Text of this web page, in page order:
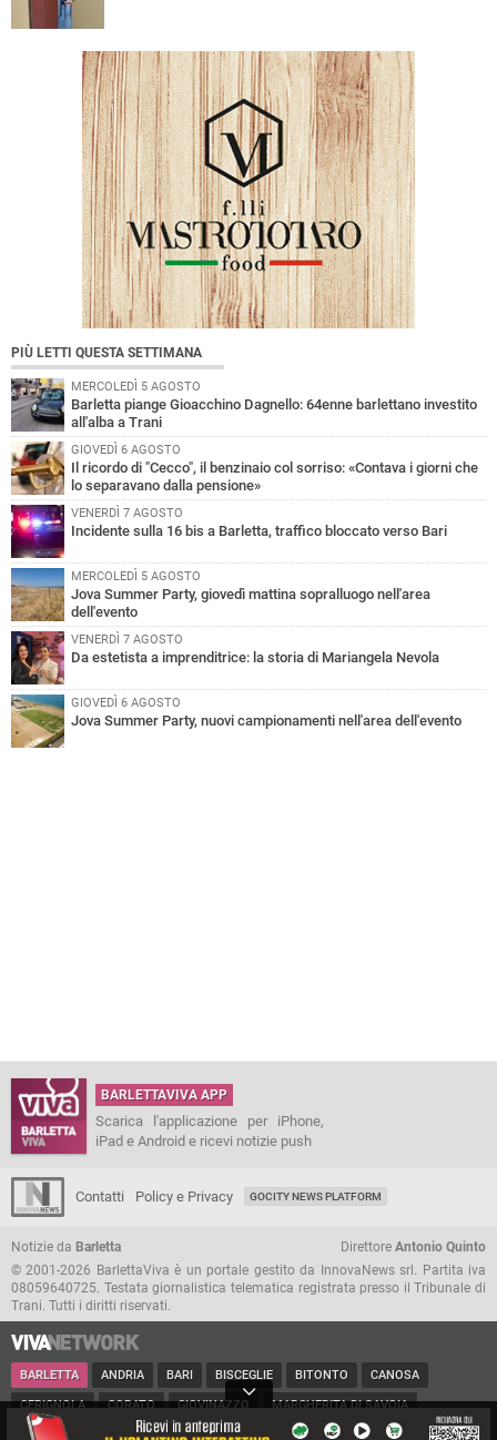
PIÙ LETTI QUESTA SETTIMANA
MERCOLEDÌ 5 AGOSTO
Barletta piange Gioacchino Dagnello: 64enne barlettano investito
all'alba a Trani
GIOVEDÌ 6 AGOSTO
Il ricordo di "Cecco", il benzinaio col sorriso: «Contava i giorni che
lo separavano dalla pensione»
VENERDÌ 7 AGOSTO
Incidente sulla 16 bis a Barletta, traffico bloccato verso Bari
MERCOLEDÌ 5 AGOSTO
Jova Summer Party, giovedì mattina sopralluogo nell'area
dell'evento
VENERDÌ 7 AGOSTO
Da estetista a imprenditrice: la storia di Mariangela Nevola
GIOVEDÌ 6 AGOSTO
Jova Summer Party, nuovi campionamenti nell'area dell'evento
BARLETTAVIVA APP
Scarica l'applicazione per iPhone,
iPad e Android e ricevi notizie push
Contatti Policy e Privacy GOCITY NEWS PLATFORM
Notizie da Barletta Direttore Antonio Quinto
© 2001-2026 BarlettaViva è un portale gestito da InnovaNews srl. Partita iva
08059640725. Testata giornalistica telematica registrata presso il Tribunale di
Trani. Tutti i diritti riservati.
BARLETTA ANDRIA BARI BISCEGLIE BITONTO CANOSA
CERIGNOLA CORATO GIOVINAZZO MARGHERITA DI SAVOIA
MINERVINO MODUGNO MOLFETTA PUGLIA RUVO